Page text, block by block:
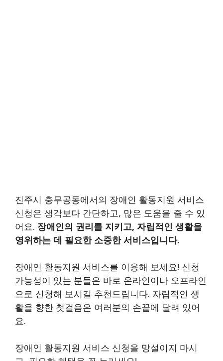
진주시 충무공동에서의 장애인 활동지원 서비스
신청은 생각보다 간단하고, 많은 도움을 줄 수 있
어요. 장애인의 권리를 지키고, 자립적인 생활을
영위하는 데 필요한 소중한 서비스입니다.
장애인 활동지원 서비스를 이용해 보세요! 신청
가능성이 있는 분들은 바로 온라인이나 오프라인
으로 신청해 보시길 추천드립니다. 자립적인 생
활을 향한 첫걸음은 여러분의 손끝에 달려 있어
요.
장애인 활동지원 서비스 신청을 망설이지 마시